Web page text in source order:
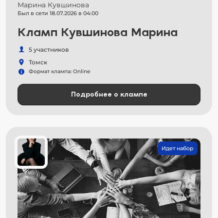
Марина Кувшинова
Был в сети 18.07.2026 в 04:00
Кламп Кувшинова Марина
5 участников
Томск
Формат клампа: Online
Подробнее о клампе
Идет набор